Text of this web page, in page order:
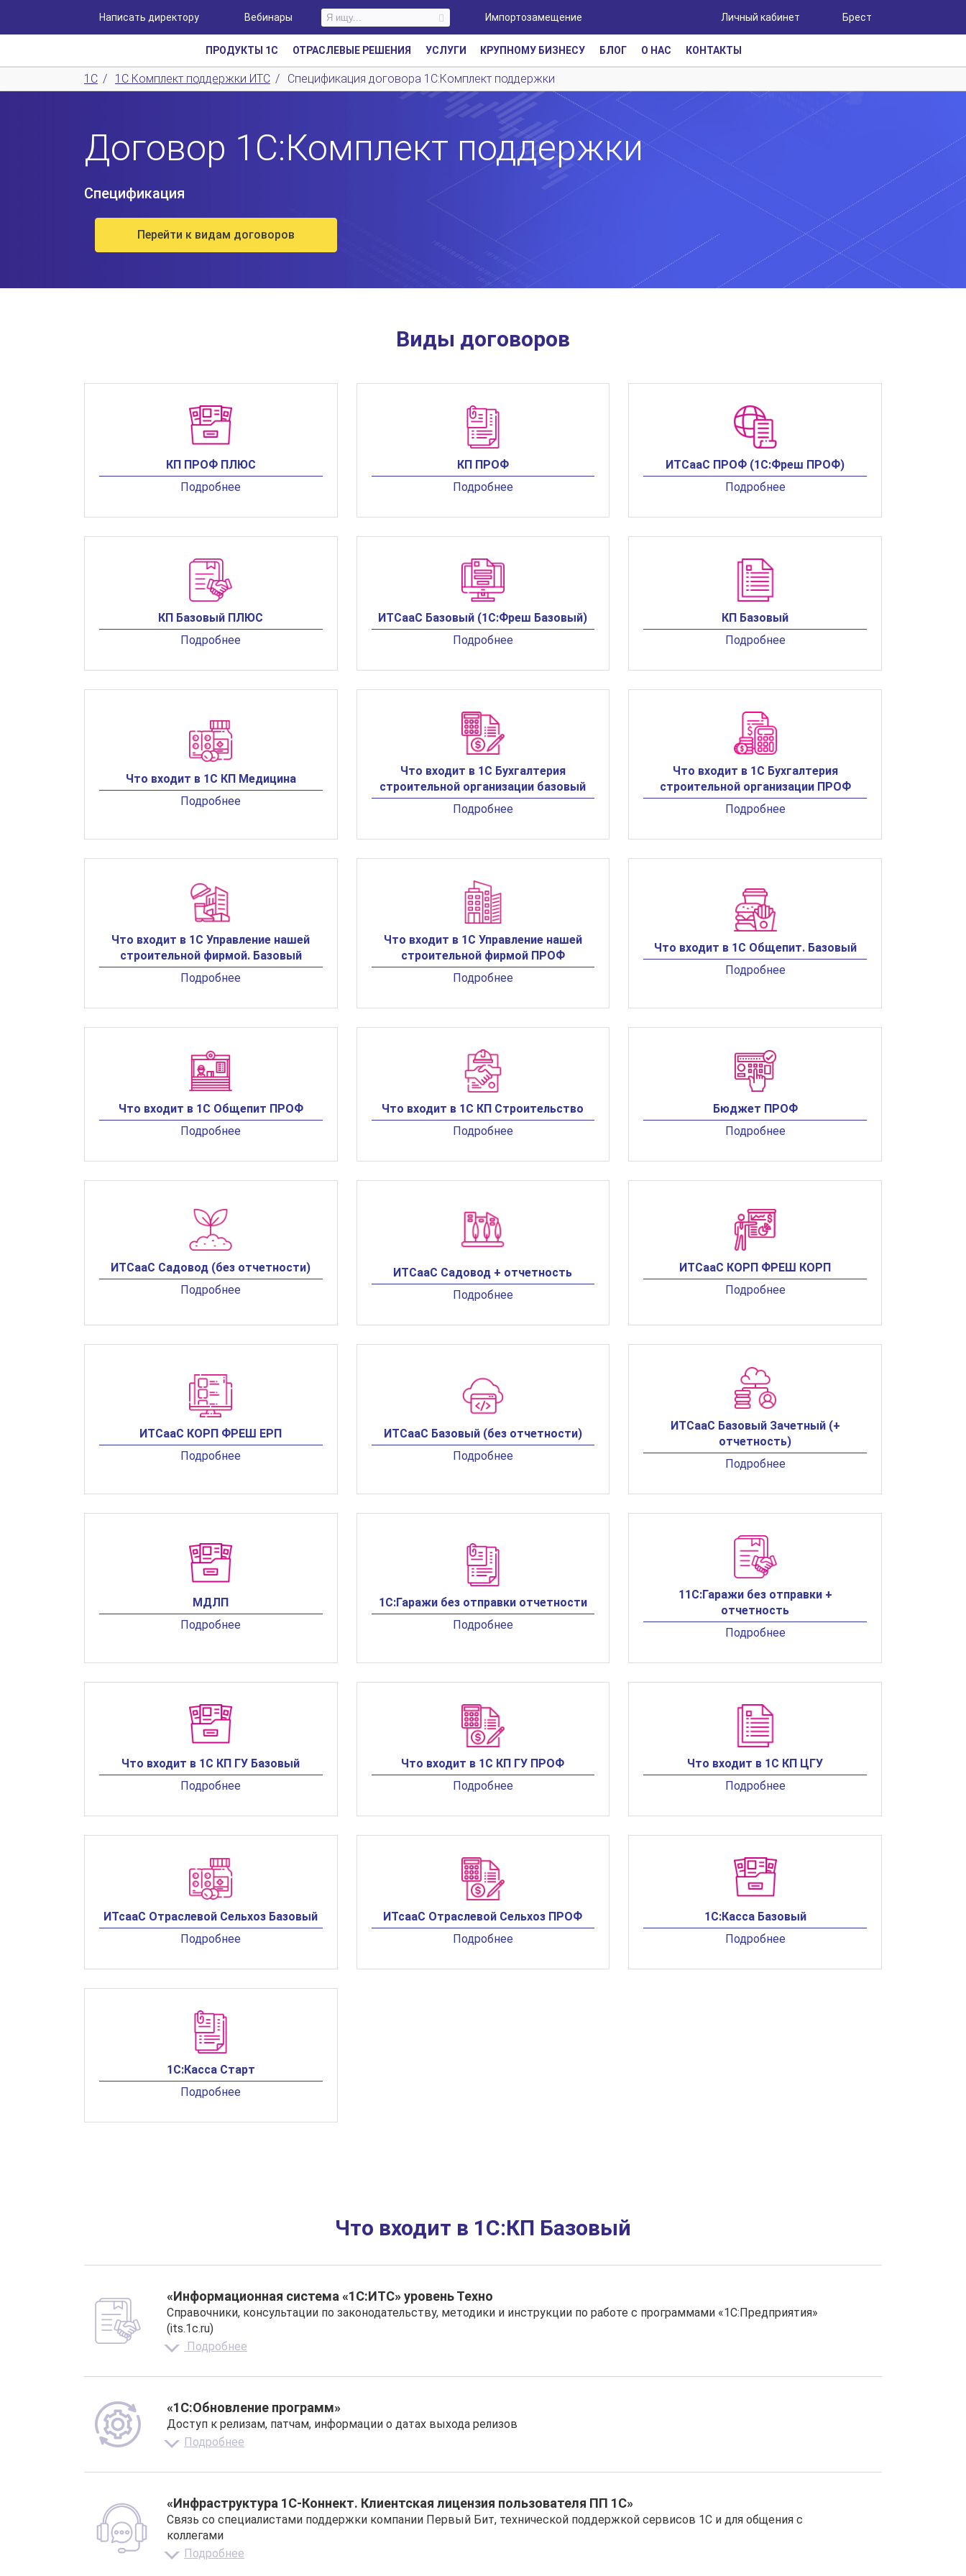
Написать директору Вебинары Импортозамещение Личный кабинет Брест
ПРОДУКТЫ 1С ОТРАСЛЕВЫЕ РЕШЕНИЯ УСЛУГИ КРУПНОМУ БИЗНЕСУ БЛОГ О НАС КОНТАКТЫ
1С / 1С Комплект поддержки ИТС / Спецификация договора 1С:Комплект поддержки
Договор 1С:Комплект поддержки
Спецификация
Перейти к видам договоров
Виды договоров
КП ПРОФ ПЛЮС
Подробнее
КП ПРОФ
Подробнее
ИТСааС ПРОФ (1С:Фреш ПРОФ)
Подробнее
КП Базовый ПЛЮС
Подробнее
ИТСааС Базовый (1С:Фреш Базовый)
Подробнее
КП Базовый
Подробнее
Что входит в 1С КП Медицина
Подробнее
Что входит в 1С Бухгалтерия
строительной организации базовый
Подробнее
Что входит в 1С Бухгалтерия
строительной организации ПРОФ
Подробнее
Что входит в 1С Управление нашей
строительной фирмой. Базовый
Подробнее
Что входит в 1С Управление нашей
строительной фирмой ПРОФ
Подробнее
Что входит в 1С Общепит. Базовый
Подробнее
Что входит в 1С Общепит ПРОФ
Подробнее
Что входит в 1С КП Строительство
Подробнее
Бюджет ПРОФ
Подробнее
ИТСааС Садовод (без отчетности)
Подробнее
ИТСааС Садовод + отчетность
Подробнее
ИТСааС КОРП ФРЕШ КОРП
Подробнее
ИТСааС КОРП ФРЕШ ЕРП
Подробнее
ИТСааС Базовый (без отчетности)
Подробнее
ИТСааС Базовый Зачетный (+
отчетность)
Подробнее
МДЛП
Подробнее
1С:Гаражи без отправки отчетности
Подробнее
11С:Гаражи без отправки +
отчетность
Подробнее
Что входит в 1С КП ГУ Базовый
Подробнее
Что входит в 1С КП ГУ ПРОФ
Подробнее
Что входит в 1С КП ЦГУ
Подробнее
ИТсааС Отраслевой Сельхоз Базовый
Подробнее
ИТсааС Отраслевой Сельхоз ПРОФ
Подробнее
1С:Касса Базовый
Подробнее
1С:Касса Старт
Подробнее
Что входит в 1С:КП Базовый
«Информационная система «1С:ИТС» уровень Техно
Справочники, консультации по законодательству, методики и инструкции по работе с программами «1С:Предприятия»
(its.1c.ru)
Подробнее
«1С:Обновление программ»
Доступ к релизам, патчам, информации о датах выхода релизов
Подробнее
«Инфраструктура 1С-Коннект. Клиентская лицензия пользователя ПП 1С»
Связь со специалистами поддержки компании Первый Бит, технической поддержкой сервисов 1С и для общения с
коллегами
Подробнее